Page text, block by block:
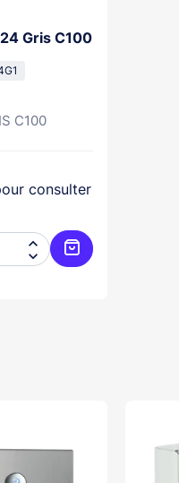
Gris C100
C100
consulter


Ajouter au panier